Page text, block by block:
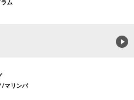
ム
/マリンバ